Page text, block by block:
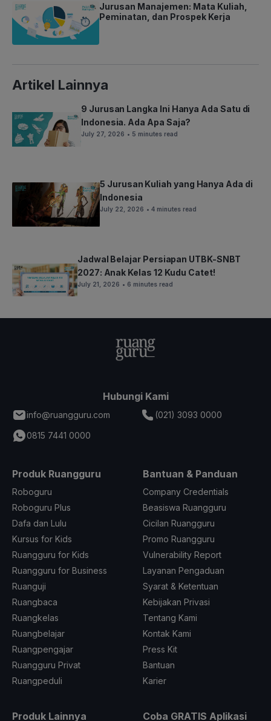
Jurusan Manajemen: Mata Kuliah,
Peminatan, dan Prospek Kerja
Artikel Lainnya
9 Jurusan Langka Ini Hanya Ada Satu di
Indonesia. Ada Apa Saja?
July 27, 2026 • 5 minutes read
5 Jurusan Kuliah yang Hanya Ada di
Indonesia
July 22, 2026 • 4 minutes read
Jadwal Belajar Persiapan UTBK-SNBT
2027: Anak Kelas 12 Kudu Catet!
July 21, 2026 • 6 minutes read
Hubungi Kami
info@ruangguru.com
(021) 3093 0000
0815 7441 0000
Produk Ruangguru
Roboguru
Roboguru Plus
Dafa dan Lulu
Kursus for Kids
Ruangguru for Kids
Ruangguru for Business
Ruanguji
Ruangbaca
Ruangkelas
Ruangbelajar
Ruangpengajar
Ruangguru Privat
Ruangpeduli
Bantuan & Panduan
Company Credentials
Beasiswa Ruangguru
Cicilan Ruangguru
Promo Ruangguru
Vulnerability Report
Layanan Pengaduan
Syarat & Ketentuan
Kebijakan Privasi
Tentang Kami
Kontak Kami
Press Kit
Bantuan
Karier
Produk Lainnya Coba GRATIS Aplikasi